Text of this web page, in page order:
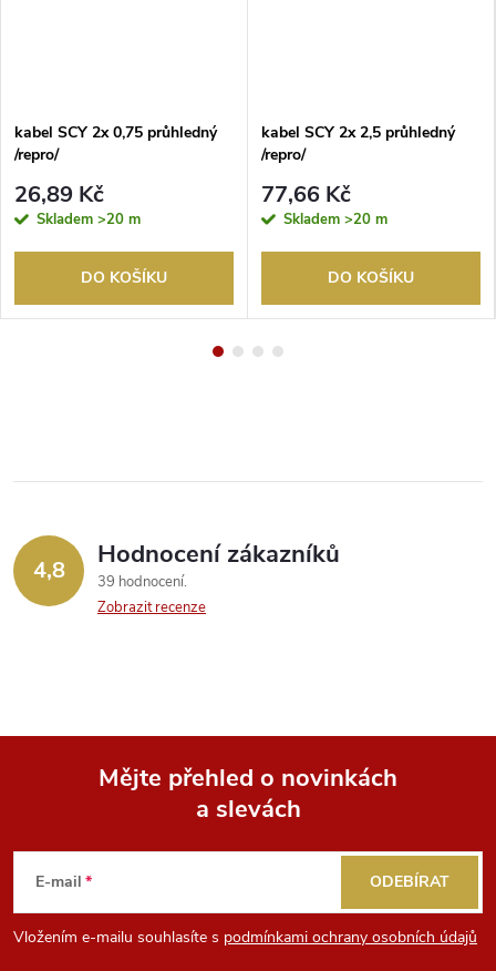
kabel SCY 2x 0,75 průhledný
/repro/
26,89 Kč
Skladem >20 m
DO KOŠÍKU
kabel SCY 2x 2,5 průhledný
/repro/
77,66 Kč
Skladem >20 m
DO KOŠÍKU
4,8 Hodnocení zákazníků
39 hodnocení
Zobrazit recenze
p
Mějte přehled o novinkách
a slevách
E-mail
Vložením e-mailu souhlasíte s podmínkami ochrany osobních údajů
ODEBÍRAT